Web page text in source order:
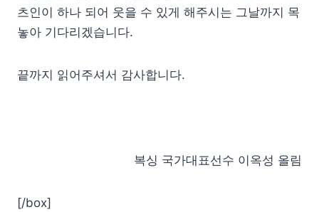
츠인이 하나 되어 웃을 수 있게 해주시는 그날까지 목
놓아 기다리겠습니다.
끝까지 읽어주셔서 감사합니다.
복싱 국가대표선수 이옥성 올림
[/box]